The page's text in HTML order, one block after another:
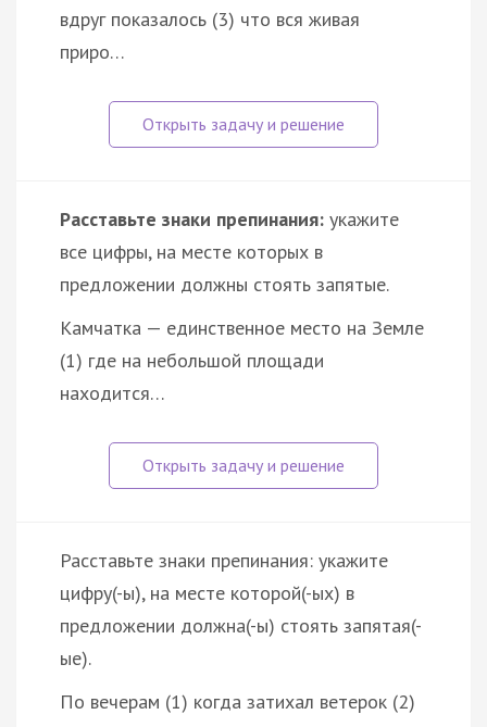
вдруг показалось (3) что вся живая
приро…
Расставьте знаки препинания: укажите
все цифры, на месте которых в
предложении должны стоять запятые.
Камчатка — единственное место на Земле
(1) где на небольшой площади
находится…
Расставьте знаки препинания: укажите
цифру(-ы), на месте которой(-ых) в
предложении должна(-ы) стоять запятая(-
ые).
По вечерам (1) когда затихал ветерок (2)